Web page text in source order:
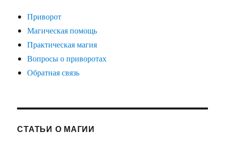
Приворот
Магическая помощь
Практическая магия
Вопросы о приворотах
Обратная связь
СТАТЬИ О МАГИИ